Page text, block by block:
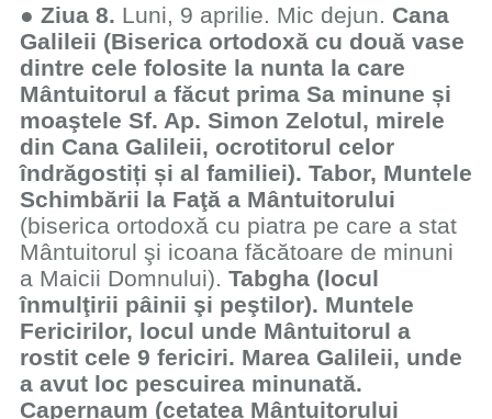
● Ziua 8. Luni, 9 aprilie. Mic dejun. Cana
Galileii (Biserica ortodoxă cu două vase
dintre cele folosite la nunta la care
Mântuitorul a făcut prima Sa minune și
moaştele Sf. Ap. Simon Zelotul, mirele
din Cana Galileii, ocrotitorul celor
îndrăgostiți și al familiei). Tabor, Muntele
Schimbării la Faţă a Mântuitorului
(biserica ortodoxă cu piatra pe care a stat
Mântuitorul şi icoana făcătoare de minuni
a Maicii Domnului). Tabgha (locul
înmulţirii pâinii şi peştilor). Muntele
Fericirilor, locul unde Mântuitorul a
rostit cele 9 fericiri. Marea Galileii, unde
a avut loc pescuirea minunată.
Capernaum (cetatea Mântuitorului